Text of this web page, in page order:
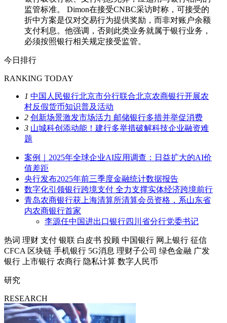
监管标准。 Dimon在接受CNBC采访时称，可接受的
折中方案是仅对交易行为提供奖励，而非对账户余额
支付利息。他强调，否则此类业务就属于银行业务，
必须按照银行相关规定接受监管。
今日排行
RANKING TODAY
1 中国人民银行北京市分行联合北京农商银行开展农
村反假货币知识普及活动
2 创新场景激发市场活力 邮储银行多措并举促消费
3 山城科创添动能！建行多举措破解科技企业融资难
题
案例｜2025年全球企业AI应用调查：日益扩大的AI价
值差距
央行发布2025年前三季度金融统计数据报告
数字化引领银行跨境支付 全力支撑实体经济跨境前行
青岛农商银行获上海清算所清算会员资格，系山东省
内农商银行首家
李源任中国进出口银行四川省分行党委书记
热词 理财 支付 银联 白皮书 投顾 中国银行 网上银行 征信
CFCA 区块链 手机银行 5G消息 理财子公司 绿色金融 广发
银行
上市银行 农商行 隐私计算 数字人民币
研究
RESEARCH